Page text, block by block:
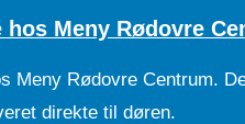
Meny Rødovre
Meny Rødovre Centrum.
direkte til døren.